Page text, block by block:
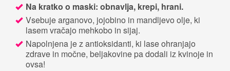
Na kratko o maski: obnavlja, krepi, hrani.
Vsebuje arganovo, jojobino in mandljevo olje, ki
lasem vračajo mehkobo in sijaj.
Napolnjena je z antioksidanti, ki lase ohranjajo
zdrave in močne, beljakovine pa dodali iz kvinoje in
ovsa!